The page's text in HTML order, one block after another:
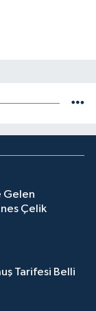
Çelik
Tarifesi Belli